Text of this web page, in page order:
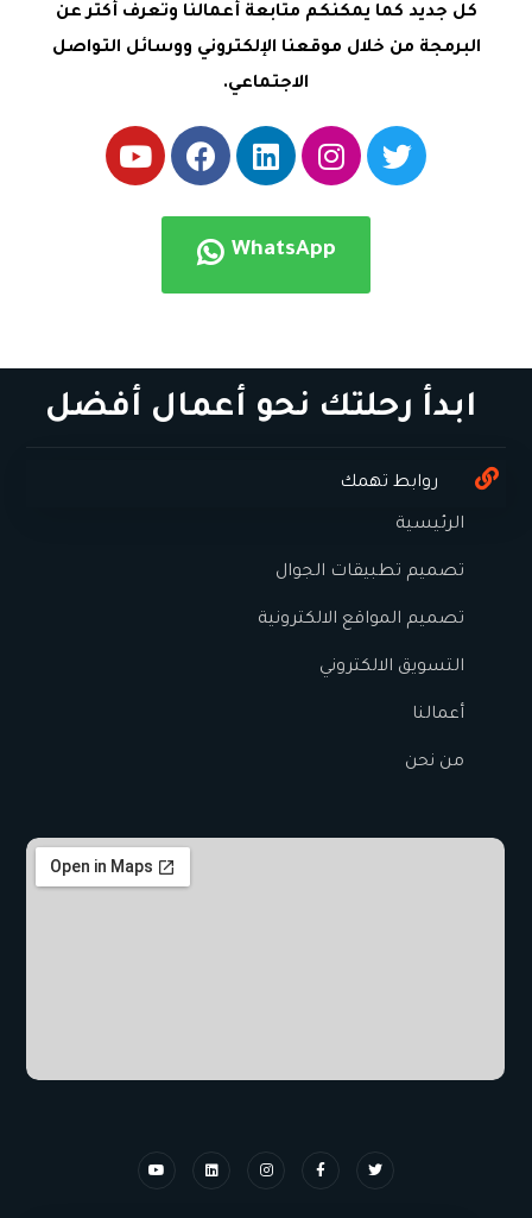
كل جديد كما يمكنكم متابعة أعمالنا وتعرف أكتر عن
البرمجة من خلال موقعنا الإلكتروني ووسائل التواصل
الاجتماعي.
WhatsApp
ابدأ رحلتك نحو أعمال أفضل
روابط تهمك
الرئيسية
تصميم تطبيقات الجوال
تصميم المواقع الالكترونية
التسويق الالكتروني
أعمالنا
من نحن